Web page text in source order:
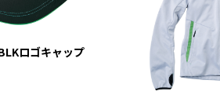
ロゴキャップ